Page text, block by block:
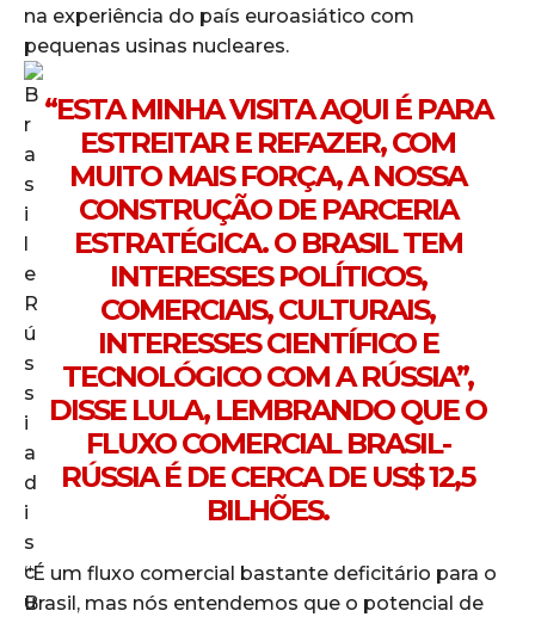
na experiência do país euroasiático com
pequenas usinas nucleares.
“ESTA MINHA VISITA AQUI É PARA
ESTREITAR E REFAZER, COM
MUITO MAIS FORÇA, A NOSSA
CONSTRUÇÃO DE PARCERIA
ESTRATÉGICA. O BRASIL TEM
INTERESSES POLÍTICOS,
COMERCIAIS, CULTURAIS,
INTERESSES CIENTÍFICO E
TECNOLÓGICO COM A RÚSSIA”,
DISSE LULA, LEMBRANDO QUE O
FLUXO COMERCIAL BRASIL-
RÚSSIA É DE CERCA DE US$ 12,5
BILHÕES.
“É um fluxo comercial bastante deficitário para o
Brasil, mas nós entendemos que o potencial de